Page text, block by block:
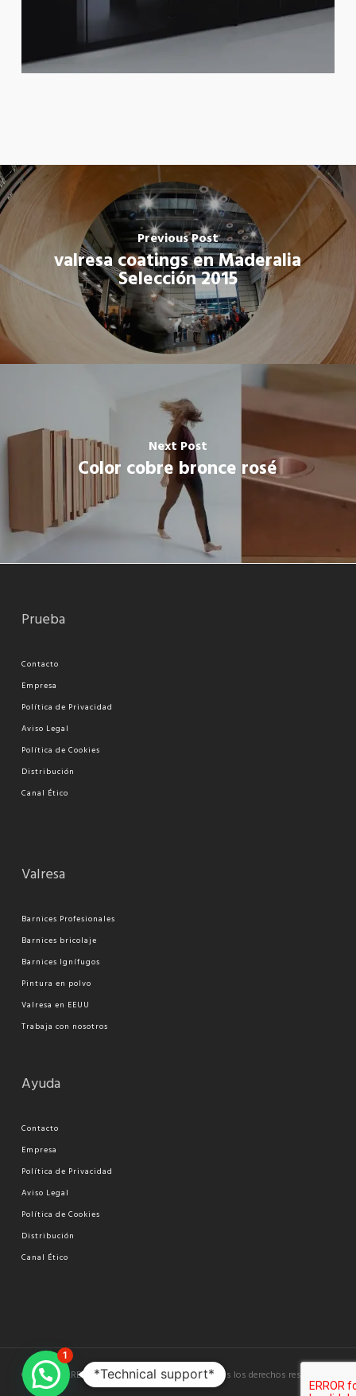
Previous Post
valresa coatings en Maderalia
Selección 2015
Next Post
Color cobre bronce rosé
Prueba
Contacto
Empresa
Política de Privacidad
Aviso Legal
Política de Cookies
Distribución
Canal Ético
Valresa
Barnices Profesionales
Barnices bricolaje
Barnices Ignífugos
Pintura en polvo
Valresa en EEUU
Trabaja con nosotros
Ayuda
Contacto
Empresa
Política de Privacidad
Aviso Legal
Política de Cookies
Distribución
Canal Ético
© 2026 VALRESA. Copyright © 2021 valresa. Todos los derechos reservados
*Technical support*
1